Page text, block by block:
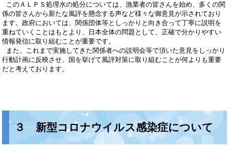
このＡＬＰＳ処理水の処分については、漁業者の皆さんを始め、多くの関
係の皆さんから新たな風評を懸念する声など様々な御意見が示されており
ます。政府においては、関係団体等としっかりと向き合って丁寧に説明を
重ねていくことはもとより、日本全体の問題として、正確で分かりやすい
情報発信に取り組むことが重要です。
また、これまで実施してきた関係者への説明会等で頂いた意見をしっかり
行動計画に反映させ、国を挙げて風評対策に取り組むことが何よりも重要
だと考えております。
３ 新型コロナウイルス感染症について